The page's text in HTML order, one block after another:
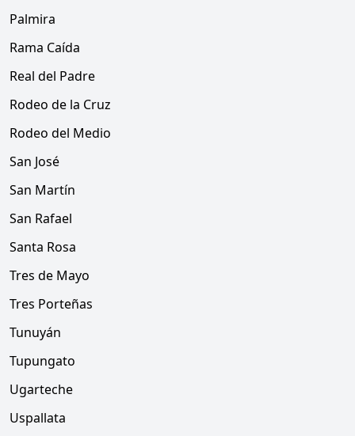
Palmira
Rama Caída
Real del Padre
Rodeo de la Cruz
Rodeo del Medio
San José
San Martín
San Rafael
Santa Rosa
Tres de Mayo
Tres Porteñas
Tunuyán
Tupungato
Ugarteche
Uspallata